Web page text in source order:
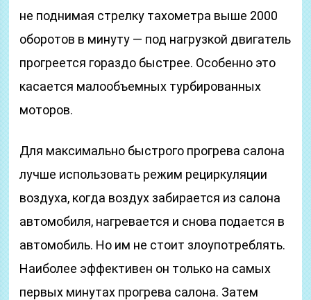
не поднимая стрелку тахометра выше 2000
оборотов в минуту — под нагрузкой двигатель
прогреется гораздо быстрее. Особенно это
касается малообъемных турбированных
моторов.
Для максимально быстрого прогрева салона
лучше использовать режим рециркуляции
воздуха, когда воздух забирается из салона
автомобиля, нагревается и снова подается в
автомобиль. Но им не стоит злоупотреблять.
Наиболее эффективен он только на самых
первых минутах прогрева салона. Затем